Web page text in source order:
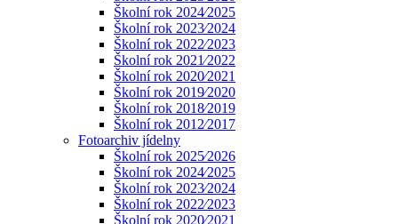
Školní rok 2024⁄2025
Školní rok 2023⁄2024
Školní rok 2022⁄2023
Školní rok 2021⁄2022
Školní rok 2020⁄2021
Školní rok 2019⁄2020
Školní rok 2018⁄2019
Školní rok 2012⁄2017
Fotoarchiv jídelny
Školní rok 2025⁄2026
Školní rok 2024⁄2025
Školní rok 2023⁄2024
Školní rok 2022⁄2023
Školní rok 2020⁄2021